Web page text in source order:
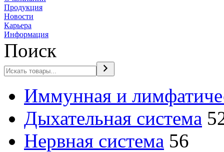
Продукция
Новости
Карьера
Информация
Поиск
Иммунная и
Дыхательная система
Нервная система 56